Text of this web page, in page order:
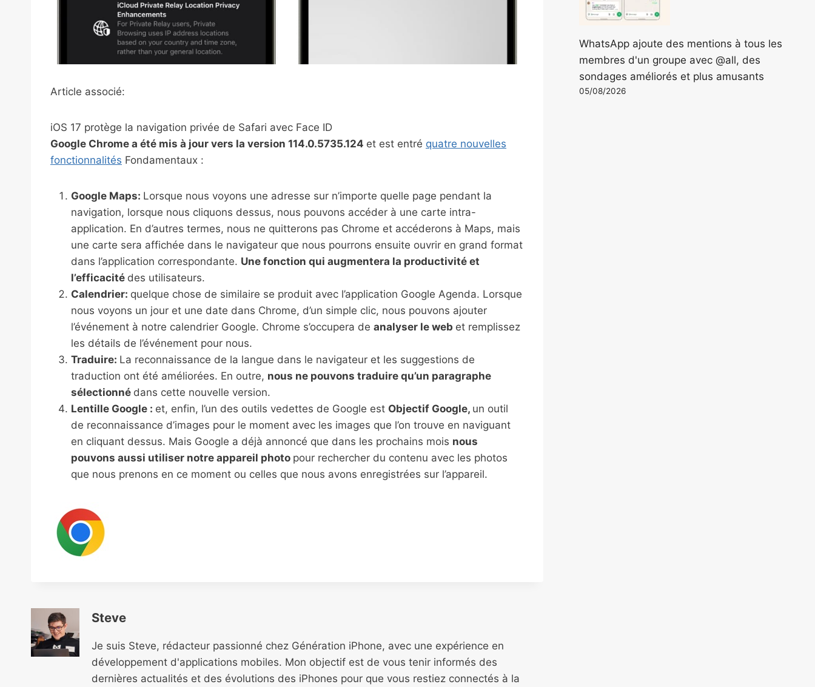
Article associé:
iOS 17 protège la navigation privée de Safari avec Face ID
Google Chrome a été mis à jour vers la version 114.0.5735.124 et est entré quatre nouvelles
fonctionnalités Fondamentaux :
Google Maps: Lorsque nous voyons une adresse sur n’importe quelle page pendant la
navigation, lorsque nous cliquons dessus, nous pouvons accéder à une carte intra-
application. En d’autres termes, nous ne quitterons pas Chrome et accéderons à Maps, mais
une carte sera affichée dans le navigateur que nous pourrons ensuite ouvrir en grand format
dans l’application correspondante. Une fonction qui augmentera la productivité et
l’efficacité des utilisateurs.
Calendrier: quelque chose de similaire se produit avec l’application Google Agenda. Lorsque
nous voyons un jour et une date dans Chrome, d’un simple clic, nous pouvons ajouter
l’événement à notre calendrier Google. Chrome s’occupera de analyser le web et remplissez
les détails de l’événement pour nous.
Traduire: La reconnaissance de la langue dans le navigateur et les suggestions de
traduction ont été améliorées. En outre, nous ne pouvons traduire qu’un paragraphe
sélectionné dans cette nouvelle version.
Lentille Google : et, enfin, l’un des outils vedettes de Google est Objectif Google, un outil
de reconnaissance d’images pour le moment avec les images que l’on trouve en naviguant
en cliquant dessus. Mais Google a déjà annoncé que dans les prochains mois nous
pouvons aussi utiliser notre appareil photo pour rechercher du contenu avec les photos
que nous prenons en ce moment ou celles que nous avons enregistrées sur l’appareil.
Steve
Je suis Steve, rédacteur passionné chez Génération iPhone, avec une expérience en
développement d'applications mobiles. Mon objectif est de vous tenir informés des
dernières actualités et des évolutions des iPhones pour que vous restiez connectés à la
WhatsApp ajoute des mentions à tous les
membres d'un groupe avec @all, des
sondages améliorés et plus amusants
05/08/2026